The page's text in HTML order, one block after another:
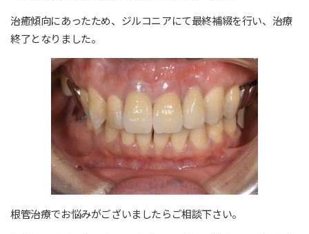
治癒傾向にあったため、ジルコニアにて最終補綴を行い、治療
終了となりました。
根管治療でお悩みがございましたらご相談下さい。